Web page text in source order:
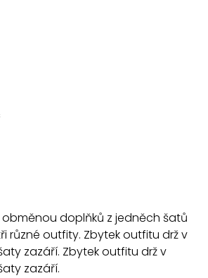
l
á
d
obměnou doplňků z jedněch šatů
různé outfity. Zbytek outfitu drž v
zazáří. Zbytek outfitu drž v
zazáří.